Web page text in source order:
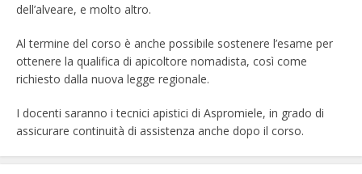
dell’alveare, e molto altro.
Al termine del corso è anche possibile sostenere l’esame per
ottenere la qualifica di apicoltore nomadista, così come
richiesto dalla nuova legge regionale.
I docenti saranno i tecnici apistici di Aspromiele, in grado di
assicurare continuità di assistenza anche dopo il corso.